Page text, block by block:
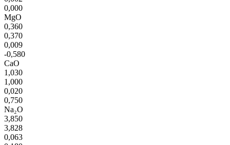
0,000
MgO
0,360
0,370
0,009
-0,580
CaO
1,030
1,000
0,020
0,750
Na₂O
3,850
3,828
0,063